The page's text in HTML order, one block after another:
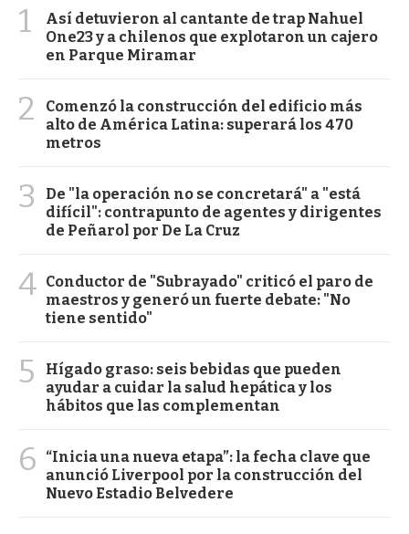
1
Así detuvieron al cantante de trap Nahuel
One23 y a chilenos que explotaron un cajero
en Parque Miramar
2
Comenzó la construcción del edificio más
alto de América Latina: superará los 470
metros
3
De "la operación no se concretará" a "está
difícil": contrapunto de agentes y dirigentes
de Peñarol por De La Cruz
4 Conductor de "Subrayado" criticó el paro de
maestros y generó un fuerte debate: "No
tiene sentido"
5
Hígado graso: seis bebidas que pueden
ayudar a cuidar la salud hepática y los
hábitos que las complementan
6
“Inicia una nueva etapa”: la fecha clave que
anunció Liverpool por la construcción del
Nuevo Estadio Belvedere